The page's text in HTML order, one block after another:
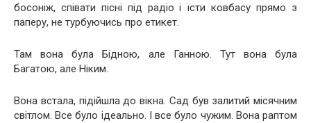
босоніж, співати пісні під радіо і їсти ковбасу прямо з
паперу, не турбуючись про етикет.
Там вона була Бідною, але Ганною. Тут вона була
Багатою, але Ніким.
Вона встала, підійшла до вікна. Сад був залитий місячним
світлом. Все було ідеально. І все було чужим. Вона раптом